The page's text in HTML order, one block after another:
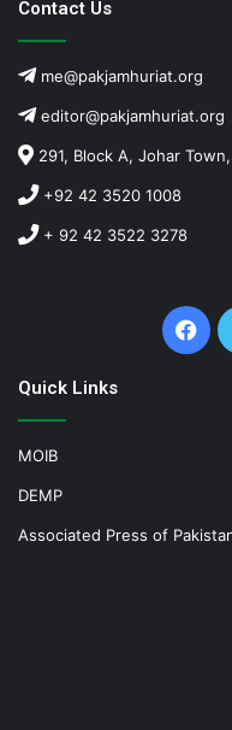
Contact Us
me@pakjamhuriat.org
editor@pakjamhuriat.org
291, Block A, Johar
+92 42 3520 1008
+ 92 42 3522 3278
Quick Links
MOIB
DEMP
Associated Press of